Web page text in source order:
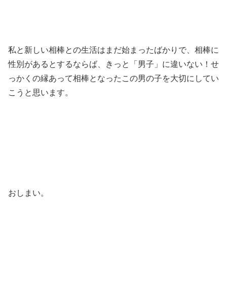
私と新しい相棒との生活はまだ始まったばかりで、相棒に
性別があるとするならば、きっと「男子」に違いない！せ
っかくの縁あって相棒となったこの男の子を大切にしてい
こうと思います。
おしまい。